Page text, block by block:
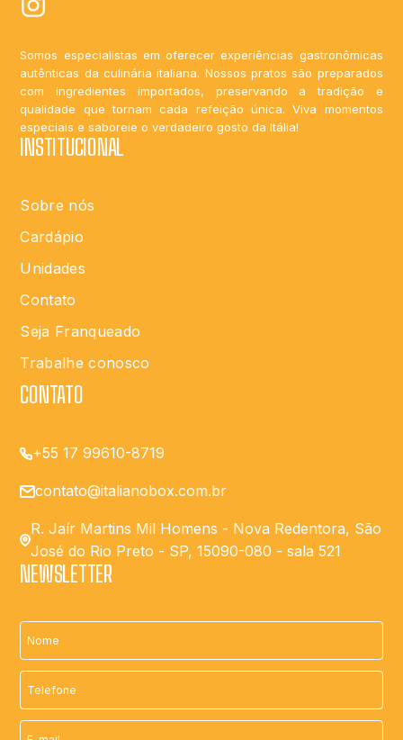
Somos especialistas em oferecer experiências gastronômicas
autênticas da culinária italiana. Nossos pratos são preparados
com ingredientes importados, preservando a tradição e
qualidade que tornam cada refeição única. Viva momentos
especiais e saboreie o verdadeiro gosto da Itália!
INSTITUCIONAL
Sobre nós
Cardápio
Unidades
Contato
Seja Franqueado
Trabalhe conosco
CONTATO
+55 17 99610-8719
contato@italianobox.com.br
R. Jaír Martins Mil Homens - Nova Redentora, São
José do Rio Preto - SP, 15090-080 - sala 521
NEWSLETTER